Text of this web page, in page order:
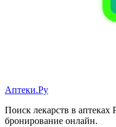
Аптеки.Ру
Поиск лекарств в
бронирование онлайн.